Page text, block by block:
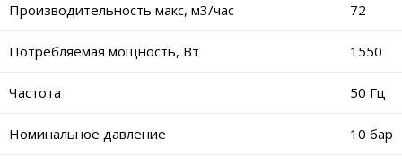
Производительность макс, м3/час 72
Потребляемая мощность, Вт 1550
Частота 50 Гц
Номинальное давление 10 бар